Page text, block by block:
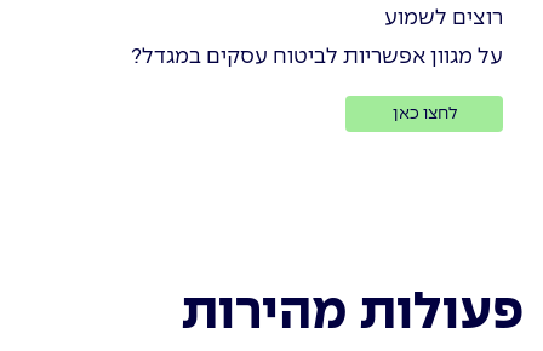
רוצים לשמוע
על מגוון אפשריות לביטוח עסקים במגדל?
לחצו כאן
פעולות מהירות